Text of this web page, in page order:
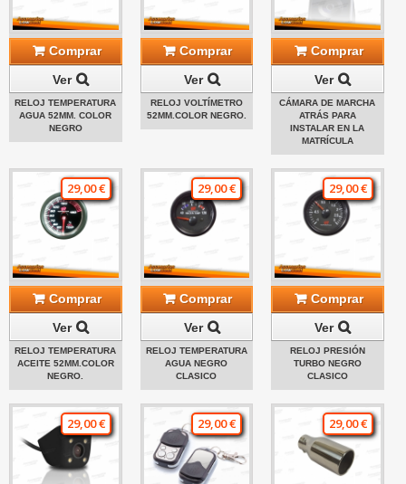
Comprar
Ver
RELOJ TEMPERATURA
AGUA 52MM. COLOR
NEGRO
Comprar
Ver
RELOJ VOLTÍMETRO
52MM.COLOR NEGRO.
Comprar
Ver
CÁMARA DE MARCHA
ATRÁS PARA
INSTALAR EN LA
MATRÍCULA
29,00 €
Comprar
Ver
RELOJ TEMPERATURA
ACEITE 52MM.COLOR
NEGRO.
29,00 €
Comprar
Ver
RELOJ TEMPERATURA
AGUA NEGRO
CLASICO
29,00 €
Comprar
Ver
RELOJ PRESIÓN
TURBO NEGRO
CLASICO
29,00 € 29,00 € 29,00 €